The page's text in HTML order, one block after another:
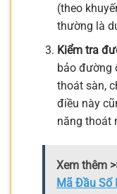
(theo
thường là
Kiểm tra
bảo đường
thoát sàn,
điều này
năng thoát
Xem thêm
Mã Đầu Số